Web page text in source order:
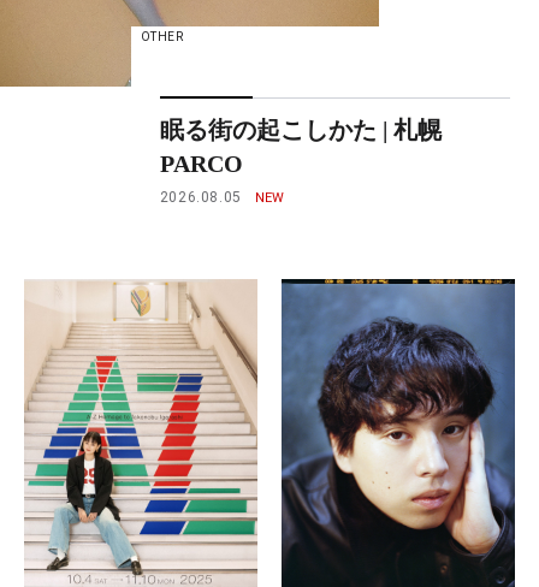
OTHER
眠る街の起こしかた | 札幌
PARCO
2026.08.05